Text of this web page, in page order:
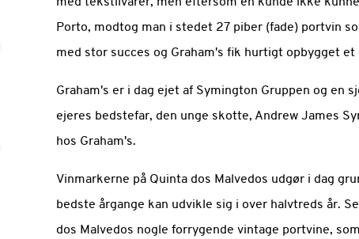
Porto, modtog man i stedet 27 piber (fade) portvin
med stor succes og Graham's fik hurtigt opbygget
Graham's er i dag ejet af Symington Gruppen og en
ejeres bedstefar, den unge skotte, Andrew James
hos Graham's.
Vinmarkerne på Quinta dos Malvedos udgør i dag
bedste årgange kan udvikle sig i over halvtreds år.
dos Malvedos nogle forrygende vintage portvine,